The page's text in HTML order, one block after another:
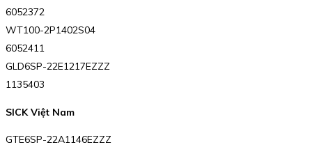
6052372
WT100-2P1402S04
6052411
GLD6SP-22E1217EZZZ
1135403
SICK Việt Nam
GTE6SP-22A1146EZZZ